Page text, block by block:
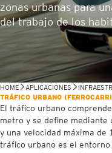
zonas urbanas para
del trabajo de los
HOME APLICACIONES
TRÁFICO URBANO
El tráfico urbano
metro y se define
y una velocidad máxima
tráfico urbano es el